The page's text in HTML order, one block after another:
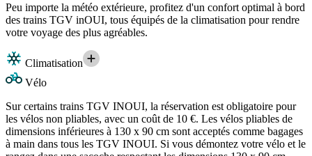
Peu importe la météo extérieure, profitez d'un confort optimal à bord
des trains TGV inOUI, tous équipés de la climatisation pour rendre
votre voyage des plus agréables.
Climatisation
Vélo
Sur certains trains TGV INOUI, la réservation est obligatoire pour
les vélos non pliables, avec un coût de 10 €. Les vélos pliables de
dimensions inférieures à 130 x 90 cm sont acceptés comme bagages
à main dans tous les TGV INOUI. Si vous démontez votre vélo et le